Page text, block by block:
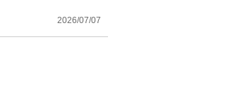
2026/07/07